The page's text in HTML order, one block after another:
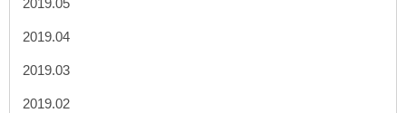
2019.05
2019.04
2019.03
2019.02